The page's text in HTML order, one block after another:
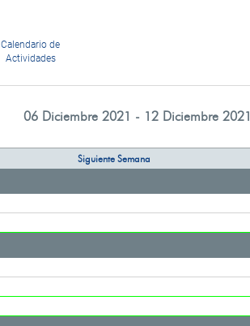
Calendario de
Actividades
06 Diciembre 2021 - 12 Diciembre 2021
Siguiente Semana